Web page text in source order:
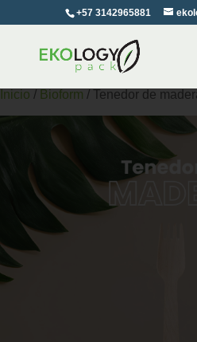
+57 3142965881
Inicio / Bioform / Tenedor de